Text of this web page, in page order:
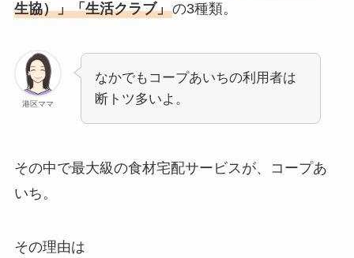
生協）」「生活クラブ」の3種類。
港区ママ
なかでもコープあいちの利用者は
断トツ多いよ。
その中で最大級の食材宅配サービスが、コープあ
いち。
その理由は